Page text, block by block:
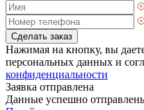
Сделать заказ
Нажимая на кнопку, вы
персональных данных и
конфиденциальности
Заявка отправлена
Данные успешно